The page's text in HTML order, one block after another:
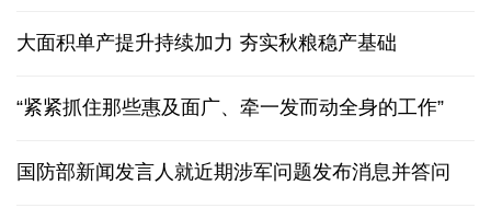
大面积单产提升持续加力 夯实秋粮稳产基础
“紧紧抓住那些惠及面广、牵一发而动全身的工作”
国防部新闻发言人就近期涉军问题发布消息并答问